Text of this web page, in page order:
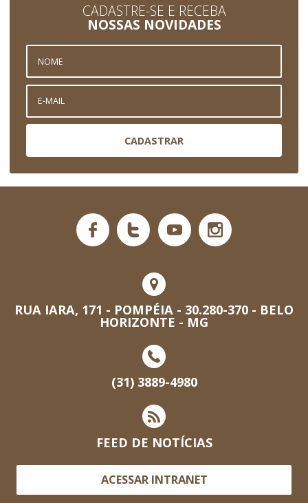
CADASTRE-SE E RECEBA
NOSSAS NOVIDADES
CADASTRAR
RUA IARA, 171 - POMPÉIA - 30.280-370 - BELO
HORIZONTE - MG
(31) 3889-4980
FEED DE NOTÍCIAS
ACESSAR INTRANET